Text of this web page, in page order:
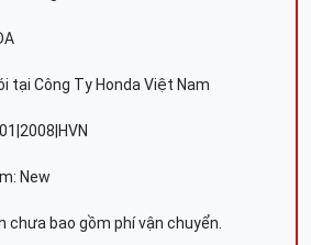
tại Công Ty Honda Việt Nam
New
chưa bao gồm phí vận chuyển.